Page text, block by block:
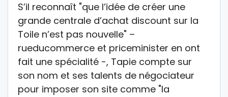
S’il reconnaît "que l’idée de créer une
grande centrale d’achat discount sur la
Toile n’est pas nouvelle" –
rueducommerce et priceminister en ont
fait une spécialité -, Tapie compte sur
son nom et ses talents de négociateur
pour imposer son site comme "la